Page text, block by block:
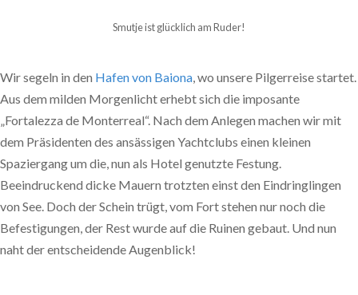
Smutje ist glücklich am Ruder!
Wir segeln in den Hafen von Baiona, wo unsere Pilgerreise startet.
Aus dem milden Morgenlicht erhebt sich die imposante
„Fortalezza de Monterreal“. Nach dem Anlegen machen wir mit
dem Präsidenten des ansässigen Yachtclubs einen kleinen
Spaziergang um die, nun als Hotel genutzte Festung.
Beeindruckend dicke Mauern trotzten einst den Eindringlingen
von See. Doch der Schein trügt, vom Fort stehen nur noch die
Befestigungen, der Rest wurde auf die Ruinen gebaut. Und nun
naht der entscheidende Augenblick!